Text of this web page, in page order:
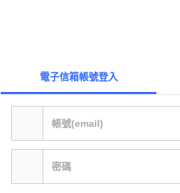
電子信箱帳號登入